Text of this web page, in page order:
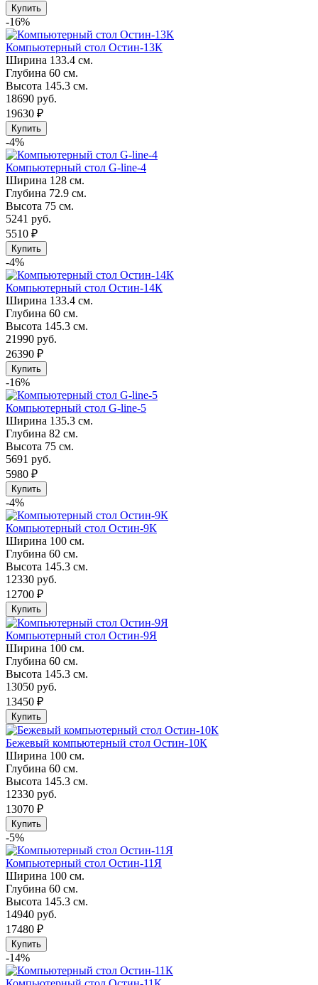
Купить
-16%
Компьютерный стол Остин-13К
Ширина 133.4 см.
Глубина 60 см.
Высота 145.3 см.
18690 руб.
19630 ₽
Купить
-4%
Компьютерный стол G-line-4
Ширина 128 см.
Глубина 72.9 см.
Высота 75 см.
5241 руб.
5510 ₽
Купить
-4%
Компьютерный стол Остин-14К
Ширина 133.4 см.
Глубина 60 см.
Высота 145.3 см.
21990 руб.
26390 ₽
Купить
-16%
Компьютерный стол G-line-5
Ширина 135.3 см.
Глубина 82 см.
Высота 75 см.
5691 руб.
5980 ₽
Купить
-4%
Компьютерный стол Остин-9К
Ширина 100 см.
Глубина 60 см.
Высота 145.3 см.
12330 руб.
12700 ₽
Купить
Компьютерный стол Остин-9Я
Ширина 100 см.
Глубина 60 см.
Высота 145.3 см.
13050 руб.
13450 ₽
Купить
Бежевый компьютерный стол Остин-10К
Ширина 100 см.
Глубина 60 см.
Высота 145.3 см.
12330 руб.
13070 ₽
Купить
-5%
Компьютерный стол Остин-11Я
Ширина 100 см.
Глубина 60 см.
Высота 145.3 см.
14940 руб.
17480 ₽
Купить
-14%